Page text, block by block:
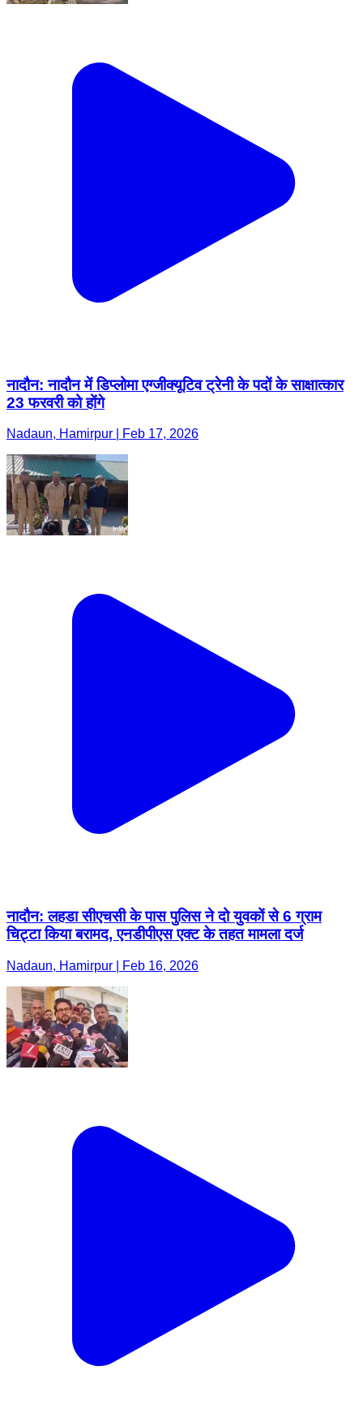
नादौन: नादौन में डिप्लोमा एग्जीक्यूटिव ट्रेनी के पदों के साक्षात्कार
23 फरवरी को होंगे
Nadaun, Hamirpur | Feb 17, 2026
नादौन: लहडा सीएचसी के पास पुलिस ने दो युवकों से 6 ग्राम
चिट्टा किया बरामद, एनडीपीएस एक्ट के तहत मामला दर्ज
Nadaun, Hamirpur | Feb 16, 2026